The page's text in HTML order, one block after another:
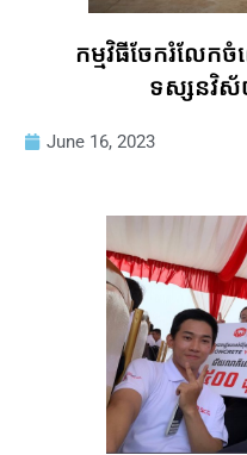
កម្មវិធីចែករំលែក
ទស្សនវិស័
June 16, 2023